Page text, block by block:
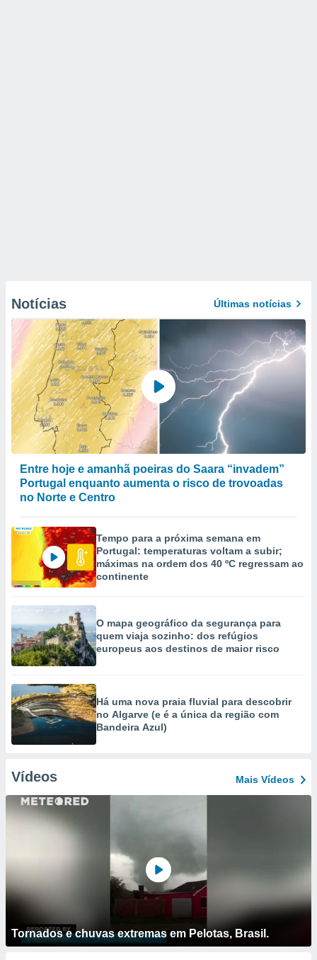
Notícias Últimas notícias
Entre hoje e amanhã poeiras do Saara “invadem”
Portugal enquanto aumenta o risco de trovoadas
no Norte e Centro
Tempo para a próxima semana em
Portugal: temperaturas voltam a subir;
máximas na ordem dos 40 ºC regressam ao
continente
O mapa geográfico da segurança para
quem viaja sozinho: dos refúgios
europeus aos destinos de maior risco
Há uma nova praia fluvial para descobrir
no Algarve (e é a única da região com
Bandeira Azul)
Vídeos Mais Vídeos
Tornados e chuvas extremas em Pelotas, Brasil.